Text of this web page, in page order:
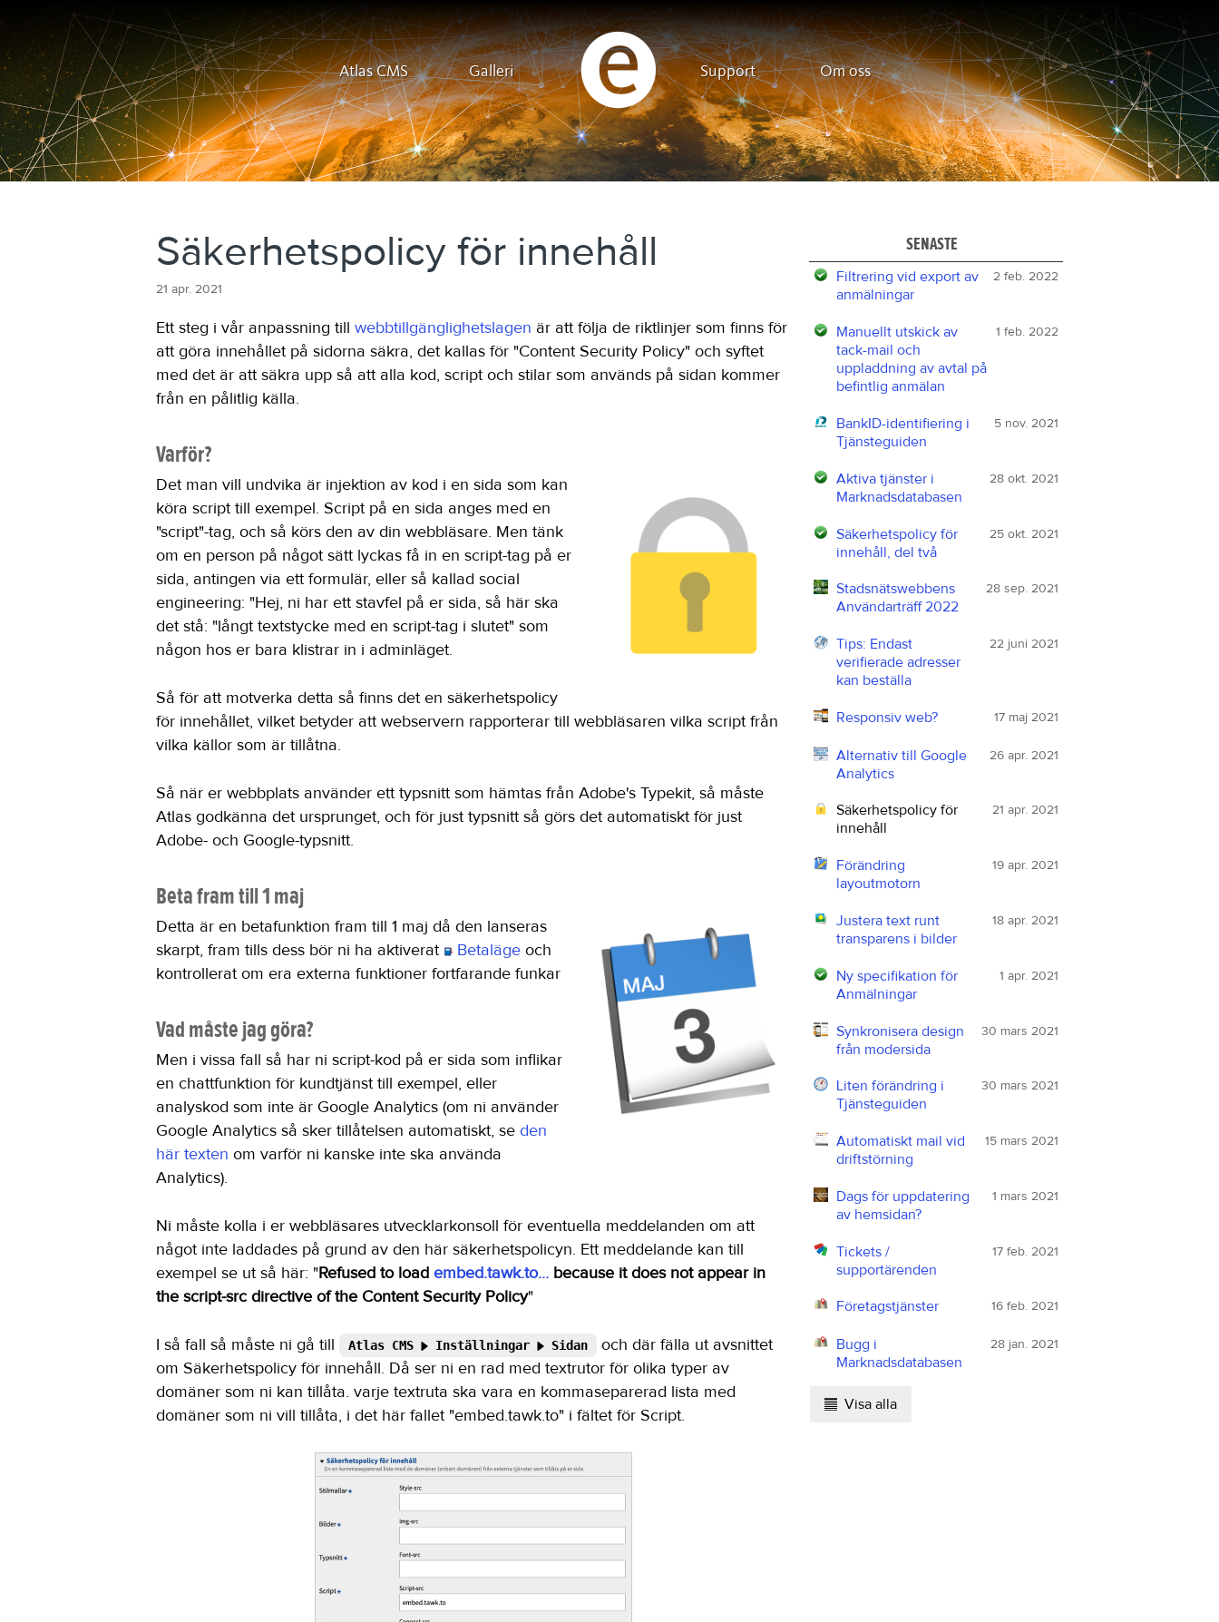
Atlas CMS Galleri Support Om oss
Säkerhetspolicy för innehåll
21 apr. 2021
Ett steg i vår anpassning till webbtillgänglighetslagen är att följa de riktlinjer som finns för
att göra innehållet på sidorna säkra, det kallas för "Content Security Policy" och syftet
med det är att säkra upp så att alla kod, script och stilar som används på sidan kommer
från en pålitlig källa.
Varför?
Det man vill undvika är injektion av kod i en sida som kan
köra script till exempel. Script på en sida anges med en
"script"-tag, och så körs den av din webbläsare. Men tänk
om en person på något sätt lyckas få in en script-tag på er
sida, antingen via ett formulär, eller så kallad social
engineering: "Hej, ni har ett stavfel på er sida, så här ska
det stå: "långt textstycke med en script-tag i slutet" som
någon hos er bara klistrar in i adminläget.
Så för att motverka detta så finns det en säkerhetspolicy
för innehållet, vilket betyder att webservern rapporterar till webbläsaren vilka script från
vilka källor som är tillåtna.
Så när er webbplats använder ett typsnitt som hämtas från Adobe's Typekit, så måste
Atlas godkänna det ursprunget, och för just typsnitt så görs det automatiskt för just
Adobe- och Google-typsnitt.
Beta fram till 1 maj
Detta är en betafunktion fram till 1 maj då den lanseras
skarpt, fram tills dess bör ni ha aktiverat
Betaläge och
kontrollerat om era externa funktioner fortfarande funkar
Vad måste jag göra?
Men i vissa fall så har ni script-kod på er sida som inflikar
en chattfunktion för kundtjänst till exempel, eller
analyskod som inte är Google Analytics (om ni använder
Google Analytics så sker tillåtelsen automatiskt, se den
här texten om varför ni kanske inte ska använda
Analytics).
Ni måste kolla i er webbläsares utvecklarkonsoll för eventuella meddelanden om att
något inte laddades på grund av den här säkerhetspolicyn. Ett meddelande kan till
exempel se ut så här: "Refused to load embed.tawk.to... because it does not appear in
the script-src directive of the Content Security Policy"
I så fall så måste ni gå till Atlas CMS Inställningar Sidan
och där fälla ut avsnittet
om Säkerhetspolicy för innehåll. Då ser ni en rad med textrutor för olika typer av
domäner som ni kan tillåta. varje textruta ska vara en kommaseparerad lista med
domäner som ni vill tillåta, i det här fallet "embed.tawk.to" i fältet för Script.
SENASTE
2 feb. 2022
Filtrering vid export av
anmälningar
1 feb. 2022
Manuellt utskick av
tack-mail och
uppladdning av avtal på
befintlig anmälan
5 nov. 2021
BankID-identifiering i
Tjänsteguiden
28 okt. 2021
Aktiva tjänster i
Marknadsdatabasen
25 okt. 2021
Säkerhetspolicy för
innehåll, del två
28 sep. 2021
Stadsnätswebbens
Användarträff 2022
22 juni 2021
Tips: Endast
verifierade adresser
kan beställa
17 maj 2021
Responsiv web?
26 apr. 2021
Alternativ till Google
Analytics
21 apr. 2021
Säkerhetspolicy för
innehåll
19 apr. 2021
Förändring
layoutmotorn
18 apr. 2021
Justera text runt
transparens i bilder
1 apr. 2021
Ny specifikation för
Anmälningar
30 mars 2021
Synkronisera design
från modersida
30 mars 2021
Liten förändring i
Tjänsteguiden
15 mars 2021
Automatiskt mail vid
driftstörning
1 mars 2021
Dags för uppdatering
av hemsidan?
17 feb. 2021
Tickets /
supportärenden
16 feb. 2021
Företagstjänster
28 jan. 2021
Bugg i
Marknadsdatabasen
Visa alla